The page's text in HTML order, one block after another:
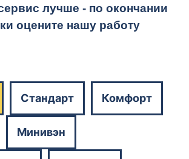
лучше - по окончании
оцените нашу работу
Стандарт Комфорт
Минивэн